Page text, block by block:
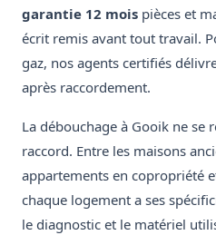
garantie 12 mois pièces et
écrit remis avant tout travail.
gaz, nos agents certifiés
après raccordement.
La débouchage à Gooik ne se
raccord. Entre les maisons
appartements en copropriété
chaque logement a ses
le diagnostic et le matériel